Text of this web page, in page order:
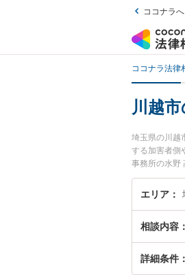
ココナラへ
ココナラ法律
川越
埼玉県の川越
する加害者側
事務所の水野
の準抗告のト
相談できる
エリア
相談内容
詳細条件